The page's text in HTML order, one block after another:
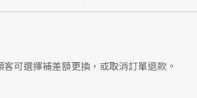
客可選擇補差額更換，或取消訂單退款。